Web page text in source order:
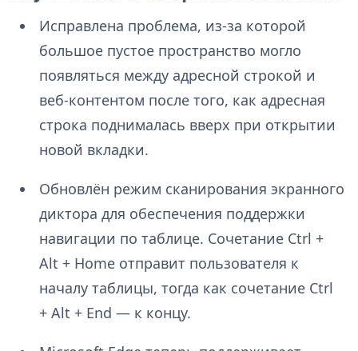
Исправлена проблема, из-за которой
большое пустое пространство могло
появляться между адресной строкой и
веб-контентом после того, как адресная
строка поднималась вверх при открытии
новой вкладки.
Обновлён режим сканирования экранного
диктора для обеспечения поддержки
навигации по таблице. Сочетание Ctrl +
Alt + Home отправит пользователя к
началу таблицы, тогда как сочетание Ctrl
+ Alt + End — к концу.